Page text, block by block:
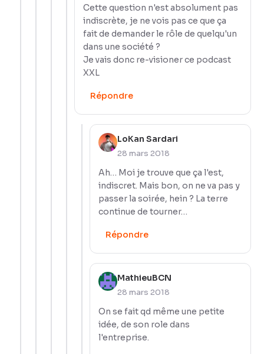
Cette question n'est absolument pas
indiscrète, je ne vois pas ce que ça
fait de demander le rôle de quelqu'un
dans une société ?
Je vais donc re-visioner ce podcast
XXL
Répondre
LoKan Sardari
28 mars 2018
Ah… Moi je trouve que ça l'est,
indiscret. Mais bon, on ne va pas y
passer la soirée, hein ? La terre
continue de tourner…
Répondre
MathieuBCN
28 mars 2018
On se fait qd même une petite
idée, de son role dans
l'entreprise.